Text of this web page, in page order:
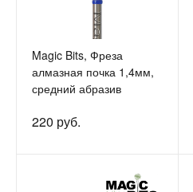
Magic Bits, Фреза
алмазная почка 1,4мм,
средний абразив
220 руб.